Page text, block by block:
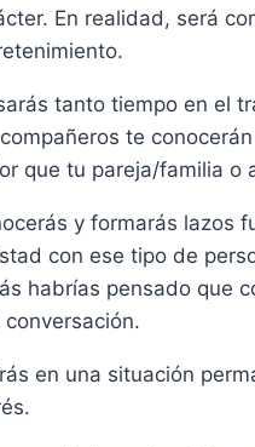
En realidad, será
tanto tiempo en el
te
que tu pareja/familia o
y formarás lazos
con ese tipo de
habrías pensado que
conversación.
en una situación